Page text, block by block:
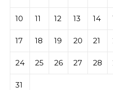
10 11 12 13 14
17 18 19 20 21
24 25 26 27 28
31